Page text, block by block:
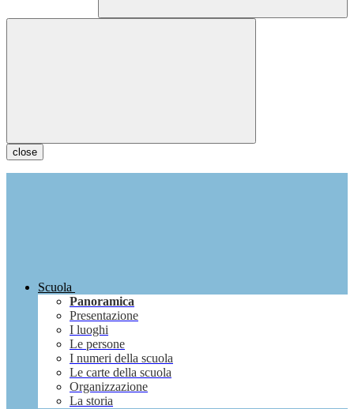
close
Scuola
Panoramica
Presentazione
I luoghi
Le persone
I numeri della scuola
Le carte della scuola
Organizzazione
La storia